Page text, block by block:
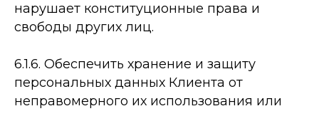
нарушает конституционные права и
свободы других лиц.
6.1.6. Обеспечить хранение и защиту
персональных данных Клиента от
неправомерного их использования или